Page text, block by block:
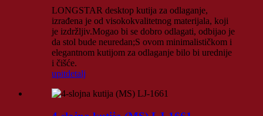
LONGSTAR desktop kutija za odlaganje,
izrađena je od visokokvalitetnog materijala, koji
je izdržljiv.Mogao bi se dobro odlagati, odbijao je
da stol bude neuredan;S ovom minimalističkom i
elegantnom kutijom za odlaganje bilo bi urednije
i čišće.
upitdetalj